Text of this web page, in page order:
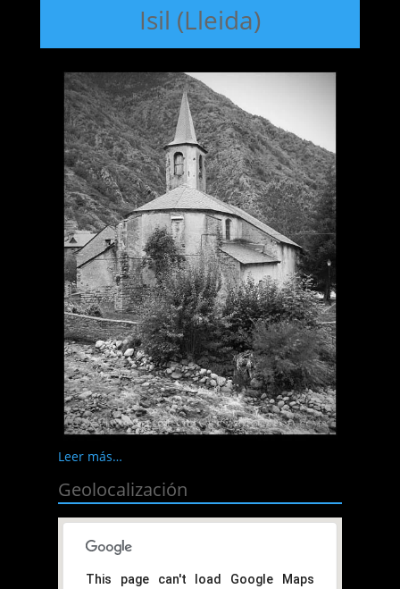
Isil (Lleida)
Leer más…
Geolocalización
This page can't load Google Maps